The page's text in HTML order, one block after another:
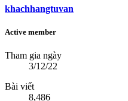
khachhangtuvan
Active member
Tham gia ngày
3/12/22
Bài viết
8,486